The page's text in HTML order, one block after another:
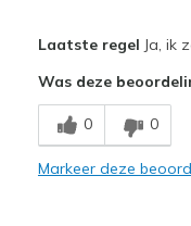
Comfortable
Stylish
Laatste regel Ja, ik
Was deze
0 0
Markeer deze